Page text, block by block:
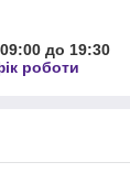
до 19:30
роботи